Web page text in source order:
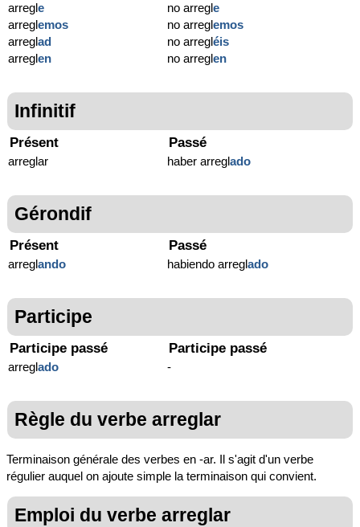
arregle
arreglemos
arreglad
arreglen
no arregle
no arreglemos
no arregléis
no arreglen
Infinitif
Présent
arreglar
Passé
haber arreglado
Gérondif
Présent
arreglando
Passé
habiendo arreglado
Participe
Participe passé
arreglado
Participe passé
-
Règle du verbe arreglar
Terminaison générale des verbes en -ar. Il s'agit d'un verbe
régulier auquel on ajoute simple la terminaison qui convient.
Emploi du verbe arreglar